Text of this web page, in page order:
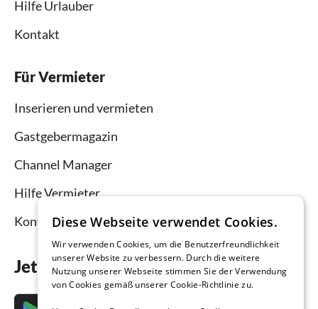
Hilfe Urlauber
Kontakt
Für Vermieter
Inserieren und vermieten
Gastgebermagazin
Channel Manager
Hilfe Vermieter
Kontakt
Jetzt die App downloaden
Diese Webseite verwendet Cookies.
Wir verwenden Cookies, um die Benutzerfreundlichkeit
unserer Website zu verbessern. Durch die weitere
Nutzung unserer Webseite stimmen Sie der Verwendung
von Cookies gemäß unserer Cookie-Richtlinie zu.